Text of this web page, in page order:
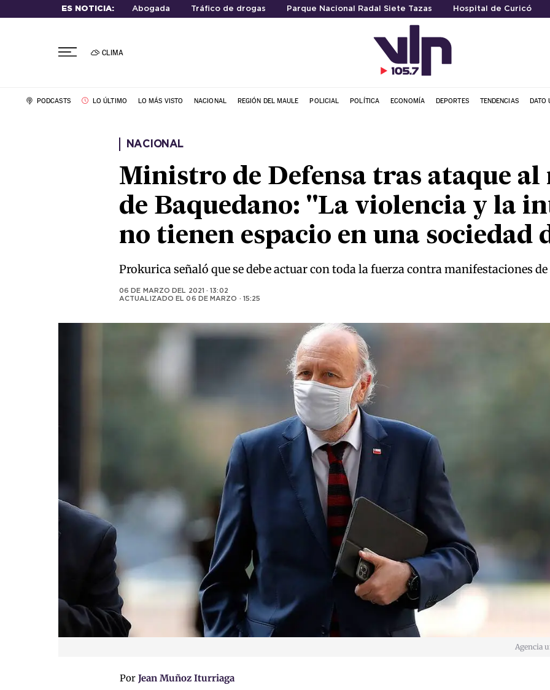
ES NOTICIA: Abogada Tráfico de drogas Parque Nacional Radal Siete Tazas Hospital de Curicó
CLIMA
PODCASTS LO ÚLTIMO LO MÁS VISTO NACIONAL REGIÓN DEL MAULE POLICIAL POLÍTICA ECONOMÍA DEPORTES TENDENCIAS DATO
NACIONAL
Ministro de Defensa tras ataque
de Baquedano: "La violencia y la
no tienen espacio en una sociedad
Prokurica señaló que se debe actuar con toda la fuerza contra manifestaciones
06 DE MARZO DEL 2021 · 13:02
ACTUALIZADO EL06 DE MARZO · 15:25
Agencia
Por Jean Muñoz Iturriaga